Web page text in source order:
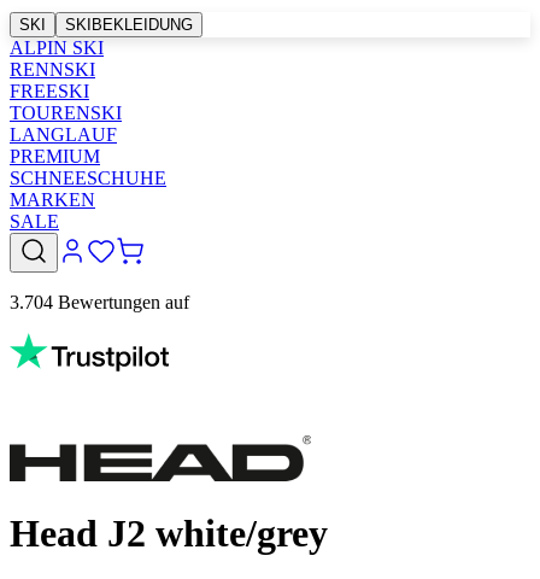
SKI SKIBEKLEIDUNG
ALPIN SKI
RENNSKI
FREESKI
TOURENSKI
LANGLAUF
PREMIUM
SCHNEESCHUHE
MARKEN
SALE
3.704 Bewertungen auf
Head J2 white/grey